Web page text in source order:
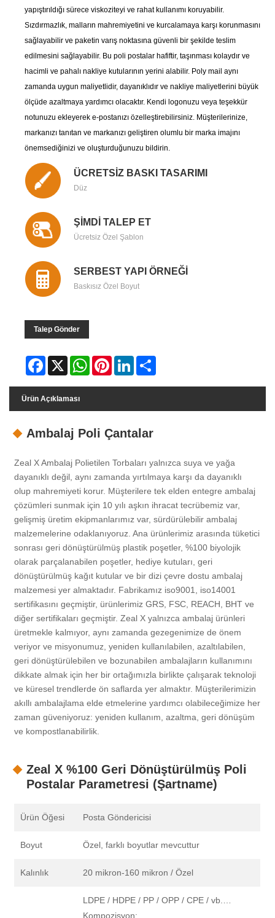
yapıştırıldığı sürece viskoziteyi ve rahat kullanımı koruyabilir.
Sızdırmazlık, malların mahremiyetini ve kurcalamaya karşı korunmasını
sağlayabilir ve paketin varış noktasına güvenli bir şekilde teslim
edilmesini sağlayabilir. Bu poli postalar hafiftir, taşınması kolaydır ve
hacimli ve pahalı nakliye kutularının yerini alabilir. Poly mail aynı
zamanda uygun maliyetlidir, dayanıklıdır ve nakliye maliyetlerini büyük
ölçüde azaltmaya yardımcı olacaktır. Kendi logonuzu veya teşekkür
notunuzu ekleyerek e-postanızı özelleştirebilirsiniz. Müşterilerinize,
markanızı tanıtan ve markanızı geliştiren olumlu bir marka imajını
önemsediğinizi ve oluşturduğunuzu bildirin.
ÜCRETSİZ BASKI TASARIMI
Düz
ŞİMDİ TALEP ET
Ücretsiz Özel Şablon
SERBEST YAPI ÖRNEĞİ
Baskısız Özel Boyut
Talep Gönder
Facebook
X WhatsAppPinterestLinkedIn
Ürün Açıklaması
Ambalaj Poli Çantalar
Zeal X Ambalaj Polietilen Torbaları yalnızca suya ve yağa
dayanıklı değil, aynı zamanda yırtılmaya karşı da dayanıklı
olup mahremiyeti korur. Müşterilere tek elden entegre ambalaj
çözümleri sunmak için 10 yılı aşkın ihracat tecrübemiz var,
gelişmiş üretim ekipmanlarımız var, sürdürülebilir ambalaj
malzemelerine odaklanıyoruz. Ana ürünlerimiz arasında tüketici
sonrası geri dönüştürülmüş plastik poşetler, %100 biyolojik
olarak parçalanabilen poşetler, hediye kutuları, geri
dönüştürülmüş kağıt kutular ve bir dizi çevre dostu ambalaj
malzemesi yer almaktadır. Fabrikamız iso9001, iso14001
sertifikasını geçmiştir, ürünlerimiz GRS, FSC, REACH, BHT ve
diğer sertifikaları geçmiştir. Zeal X yalnızca ambalaj ürünleri
üretmekle kalmıyor, aynı zamanda gezegenimize de önem
veriyor ve misyonumuz, yeniden kullanılabilen, azaltılabilen,
geri dönüştürülebilen ve bozunabilen ambalajların kullanımını
dikkate almak için her bir ortağımızla birlikte çalışarak teknoloji
ve küresel trendlerde ön saflarda yer almaktır. Müşterilerimizin
akıllı ambalajlama elde etmelerine yardımcı olabileceğimize her
zaman güveniyoruz: yeniden kullanım, azaltma, geri dönüşüm
ve kompostlanabilirlik.
Zeal X %100 Geri Dönüştürülmüş Poli
Postalar Parametresi (Şartname)
Ürün Öğesi Posta Göndericisi
Boyut Özel, farklı boyutlar mevcuttur
Kalınlık 20 mikron-160 mikron / Özel
LDPE / HDPE / PP / OPP / CPE / vb.…
Kompozisyon: